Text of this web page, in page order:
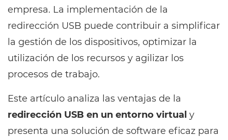
empresa. La implementación de la
redirección USB puede contribuir a simplificar
la gestión de los dispositivos, optimizar la
utilización de los recursos y agilizar los
procesos de trabajo.
Este artículo analiza las ventajas de la
redirección USB en un entorno virtual y
presenta una solución de software eficaz para